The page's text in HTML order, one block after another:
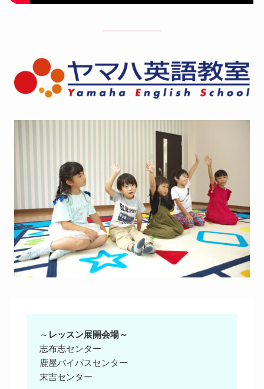
～ レッスン展開会場～
志布志センター
鹿屋バイパスセンター
末吉センター